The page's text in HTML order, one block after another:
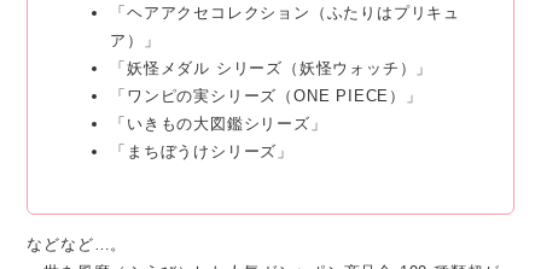
「ヘアアクセコレクション（ふたりはプリキュ
ア）」
「妖怪メダル シリーズ（妖怪ウォッチ）」
「ワンピの実シリーズ（ONE PIECE）」
「いきもの大図鑑シリーズ」
「まちぼうけシリーズ」
などなど…。